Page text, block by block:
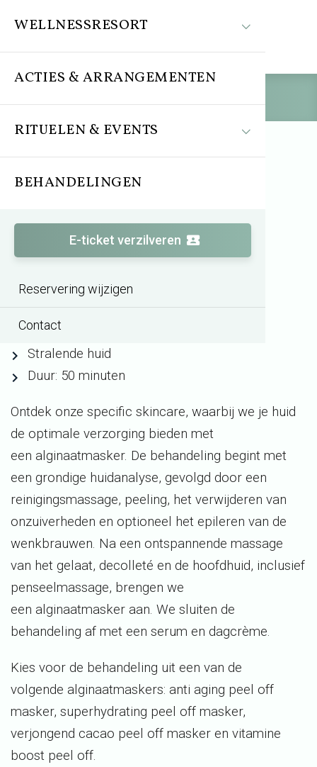
WELLNESSRESORT
ACTIES & ARRANGEMENTEN
RITUELEN & EVENTS
BEHANDELINGEN
E-ticket verzilveren
Reservering wijzigen
Contact
Specific skincare 50 min.
Huidgerichte behandeling
Alginaatmasker met diepgaande werking
Penseelmassage
Stralende huid
Duur: 50 minuten
Ontdek onze specific skincare, waarbij we je huid
de optimale verzorging bieden met
een alginaatmasker. De behandeling begint met
een grondige huidanalyse, gevolgd door een
reinigingsmassage, peeling, het verwijderen van
onzuiverheden en optioneel het epileren van de
wenkbrauwen. Na een ontspannende massage
van het gelaat, decolleté en de hoofdhuid, inclusief
penseelmassage, brengen we
een alginaatmasker aan. We sluiten de
behandeling af met een serum en dagcrème.
Kies voor de behandeling uit een van de
volgende alginaatmaskers: anti aging peel off
masker, superhydrating peel off masker,
verjongend cacao peel off masker en vitamine
boost peel off.